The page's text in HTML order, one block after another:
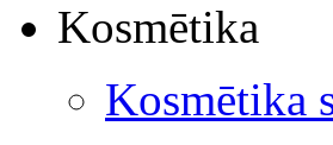
Kosmētika
Kosmētika